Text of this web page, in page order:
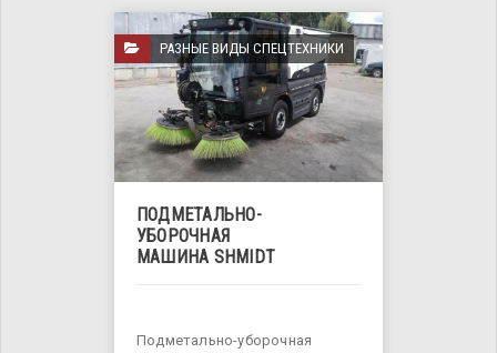
РАЗНЫЕ ВИДЫ СПЕЦТЕХНИКИ
ПОДМЕТАЛЬНО-
УБОРОЧНАЯ
МАШИНА SHMIDT
Подметально-уборочная